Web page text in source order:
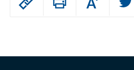
Augmenter
ou